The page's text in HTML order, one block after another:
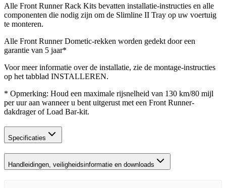
Alle Front Runner Rack Kits bevatten installatie-instructies en alle
componenten die nodig zijn om de Slimline II Tray op uw voertuig
te monteren.
Alle Front Runner Dometic‑rekken worden gedekt door een
garantie van 5 jaar*
Voor meer informatie over de installatie, zie de montage-instructies
op het tabblad INSTALLEREN.
* Opmerking: Houd een maximale rijsnelheid van 130 km/80 mijl
per uur aan wanneer u bent uitgerust met een Front Runner-
dakdrager of Load Bar-kit.
Specificaties
Handleidingen, veiligheidsinformatie en downloads